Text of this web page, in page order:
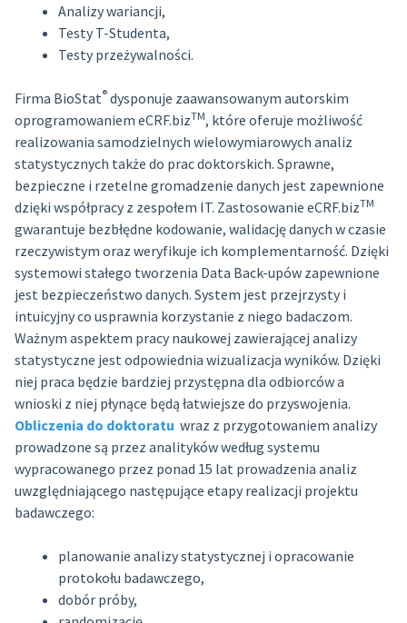
Analizy wariancji,
Testy T-Studenta,
Testy przeżywalności.
Firma BioStat®dysponuje zaawansowanym autorskim
oprogramowaniem eCRF.bizTM, które oferuje możliwość
realizowania samodzielnych wielowymiarowych analiz
statystycznych także do prac doktorskich. Sprawne,
bezpieczne i rzetelne gromadzenie danych jest zapewnione
dzięki współpracy z zespołem IT. Zastosowanie eCRF.bizTM
gwarantuje bezbłędne kodowanie, walidację danych w czasie
rzeczywistym oraz weryfikuje ich komplementarność. Dzięki
systemowi stałego tworzenia Data Back-upów zapewnione
jest bezpieczeństwo danych. System jest przejrzysty i
intuicyjny co usprawnia korzystanie z niego badaczom.
Ważnym aspektem pracy naukowej zawierającej analizy
statystyczne jest odpowiednia wizualizacja wyników. Dzięki
niej praca będzie bardziej przystępna dla odbiorców a
wnioski z niej płynące będą łatwiejsze do przyswojenia.
Obliczenia do doktoratu wraz z przygotowaniem analizy
prowadzone są przez analityków według systemu
wypracowanego przez ponad 15 lat prowadzenia analiz
uwzględniającego następujące etapy realizacji projektu
badawczego:
planowanie analizy statystycznej i opracowanie
protokołu badawczego,
dobór próby,